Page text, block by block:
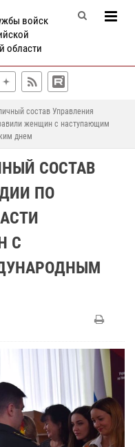
войск
области
состав Управления
женщин с наступающим
днем
СОСТАВ
ПО
С